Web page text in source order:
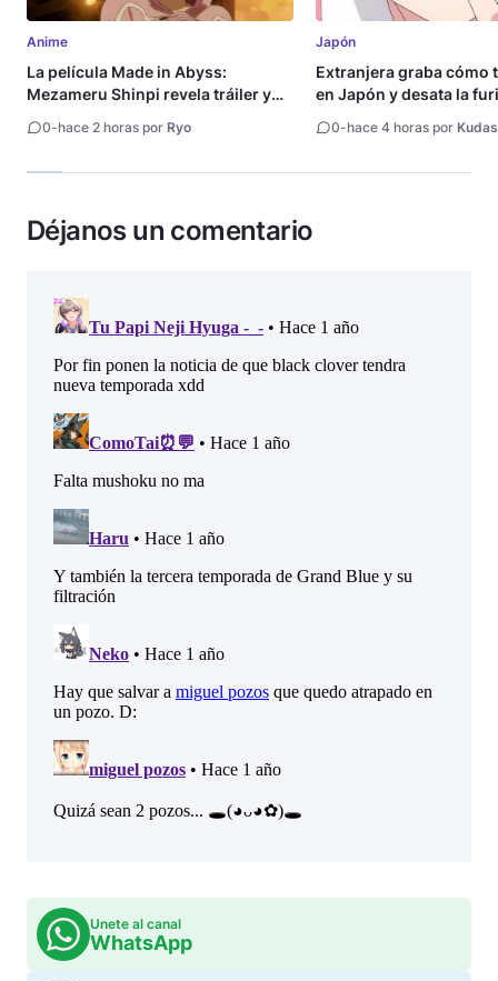
Anime
La película Made in Abyss:
Mezameru Shinpi revela tráiler y
0-hace 2 horas por Ryo
Japón
Extranjera graba cómo
en Japón y desata la
0-hace 4 horas por
Déjanos un comentario
Unete al canal
WhatsApp